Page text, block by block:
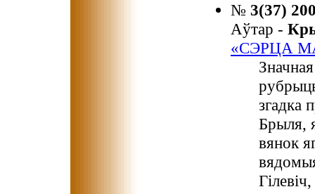
№ 3(37)
Аўтар -
«СЭРЦА
згадка
Брыля,
вянок